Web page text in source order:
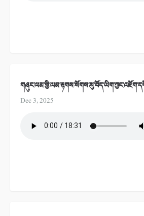
Dec 3, 2025